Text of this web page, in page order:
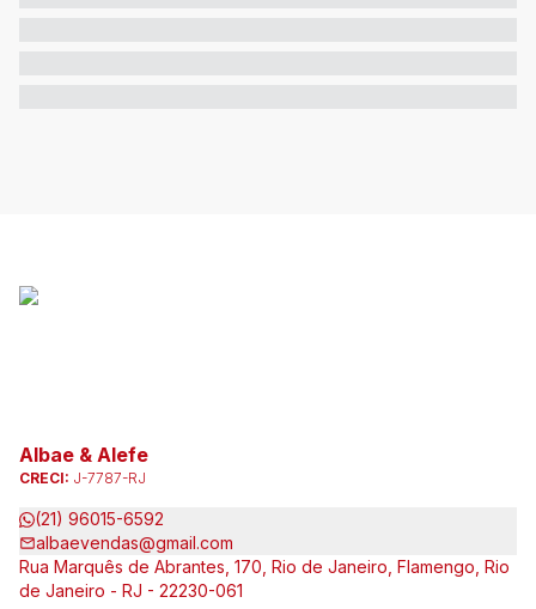
Albae & Alefe
CRECI: J-7787-RJ
(21) 96015-6592
albaevendas@gmail.com
Rua Marquês de Abrantes, 170, Rio de Janeiro, Flamengo, Rio
de Janeiro - RJ - 22230-061